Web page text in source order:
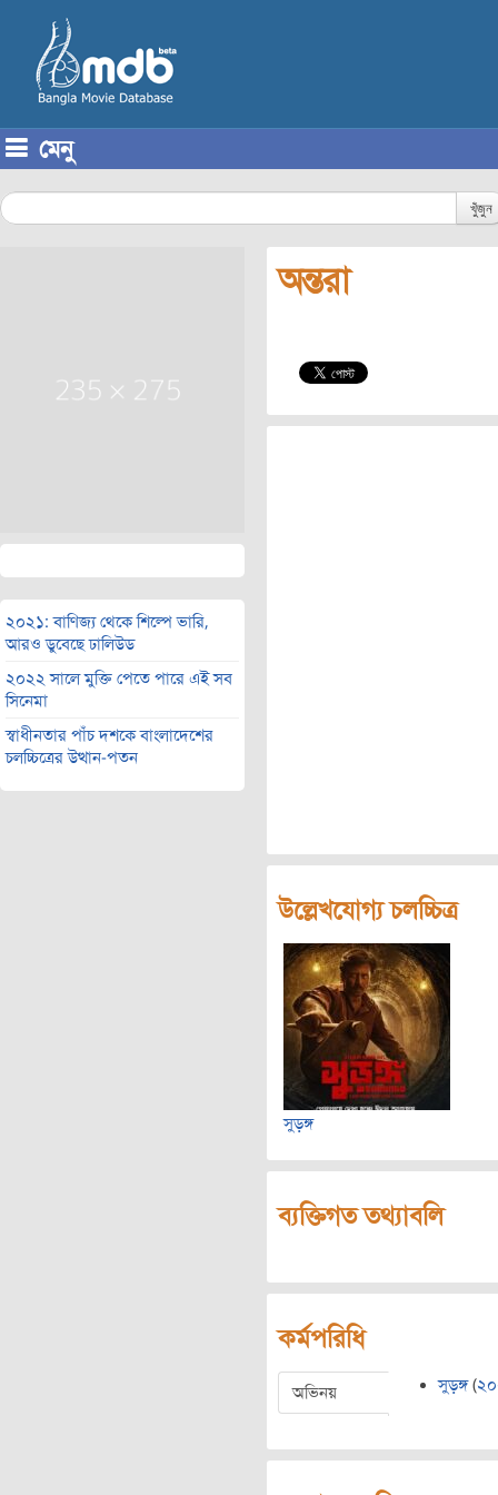
মেনু
খুঁজুন
২০২১: বাণিজ্য থেকে শিল্পে ভারি,
আরও ডুবেছে ঢালিউড
২০২২ সালে মুক্তি পেতে পারে এই সব
সিনেমা
স্বাধীনতার পাঁচ দশকে বাংলাদেশের
চলচ্চিত্রের উত্থান-পতন
অন্তরা
উল্লেখযোগ্য চলচ্চিত্র
সুড়ঙ্গ
ব্যক্তিগত তথ্যাবলি
কর্মপরিধি
অভিনয় সুড়ঙ্গ(